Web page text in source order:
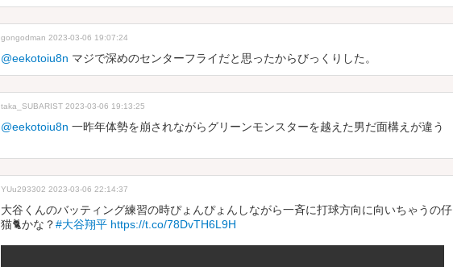
gongodman 2023-03-06 19:07:24
@eekotoiu8n マジで深めのセンターフライだと思ったからびっくりした。
taka_SUBARIST 2023-03-06 19:13:25
@eekotoiu8n 一昨年体勢を崩されながらグリーンモンスターを越えた男だ面構えが違う
YUu293302 2023-03-06 22:14:37
大谷くんのバッティング練習の時ぴょんぴょんしながら一斉に打球方向に向いちゃうの仔
猫🐈かな？#大谷翔平 https://t.co/78DvTH6L9H